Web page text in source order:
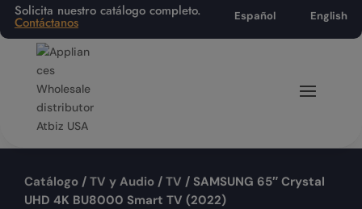
Solicita nuestro catálogo completo.
Contáctanos Español English
Catálogo / TV y Audio / TV / SAMSUNG 65″ Crystal
UHD 4K BU8000 Smart TV (2022)